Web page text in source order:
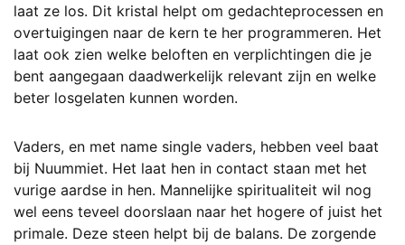
laat ze los. Dit kristal helpt om gedachteprocessen en
overtuigingen naar de kern te her programmeren. Het
laat ook zien welke beloften en verplichtingen die je
bent aangegaan daadwerkelijk relevant zijn en welke
beter losgelaten kunnen worden.
Vaders, en met name single vaders, hebben veel baat
bij Nuummiet. Het laat hen in contact staan met het
vurige aardse in hen. Mannelijke spiritualiteit wil nog
wel eens teveel doorslaan naar het hogere of juist het
primale. Deze steen helpt bij de balans. De zorgende